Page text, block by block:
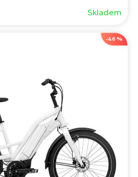
Skladem
-46 %